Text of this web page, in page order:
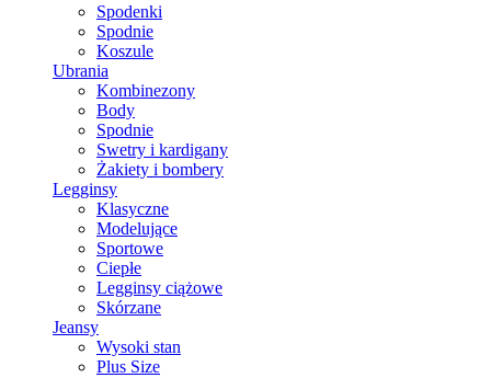
Spodenki
Spodnie
Koszule
Ubrania
Kombinezony
Body
Spodnie
Swetry i kardigany
Żakiety i bombery
Legginsy
Klasyczne
Modelujące
Sportowe
Ciepłe
Legginsy ciążowe
Skórzane
Jeansy
Wysoki stan
Plus Size